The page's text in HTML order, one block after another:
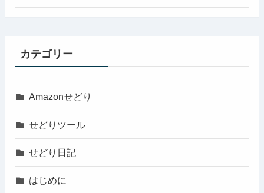
カテゴリー
Amazonせどり
せどりツール
せどり日記
はじめに